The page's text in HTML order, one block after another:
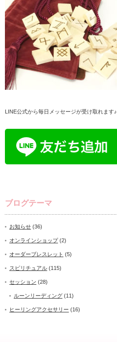
LINE公式から毎日メッセージが受け取れます♪
ブログテーマ
お知らせ (36)
オンラインショップ (2)
オーダーブレスレット (5)
スピリチュアル (115)
セッション (28)
ルーンリーディング (11)
ヒーリングアクセサリー (16)